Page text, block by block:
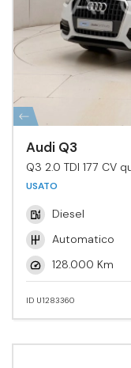
Audi Q3
Q3 2.0 TDI 177 CV
USATO
Diesel
Automatico
128.000 Km
ID U1283360